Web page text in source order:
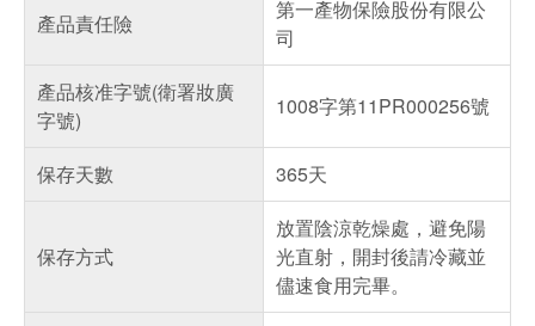
產品責任險
第一產物保險股份有限公
司
產品核准字號(衛署妝廣
字號)
1008字第11PR000256號
保存天數 365天
保存方式
放置陰涼乾燥處，避免陽
光直射，開封後請冷藏並
儘速食用完畢。